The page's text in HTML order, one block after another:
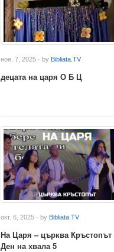
ное. 7, 2025 · by Bibliata.TV
децата на царя О Б Ц
окт. 6, 2025 · by Bibliata.TV
На Царя – църква Кръстопът
Ден на хвала 5